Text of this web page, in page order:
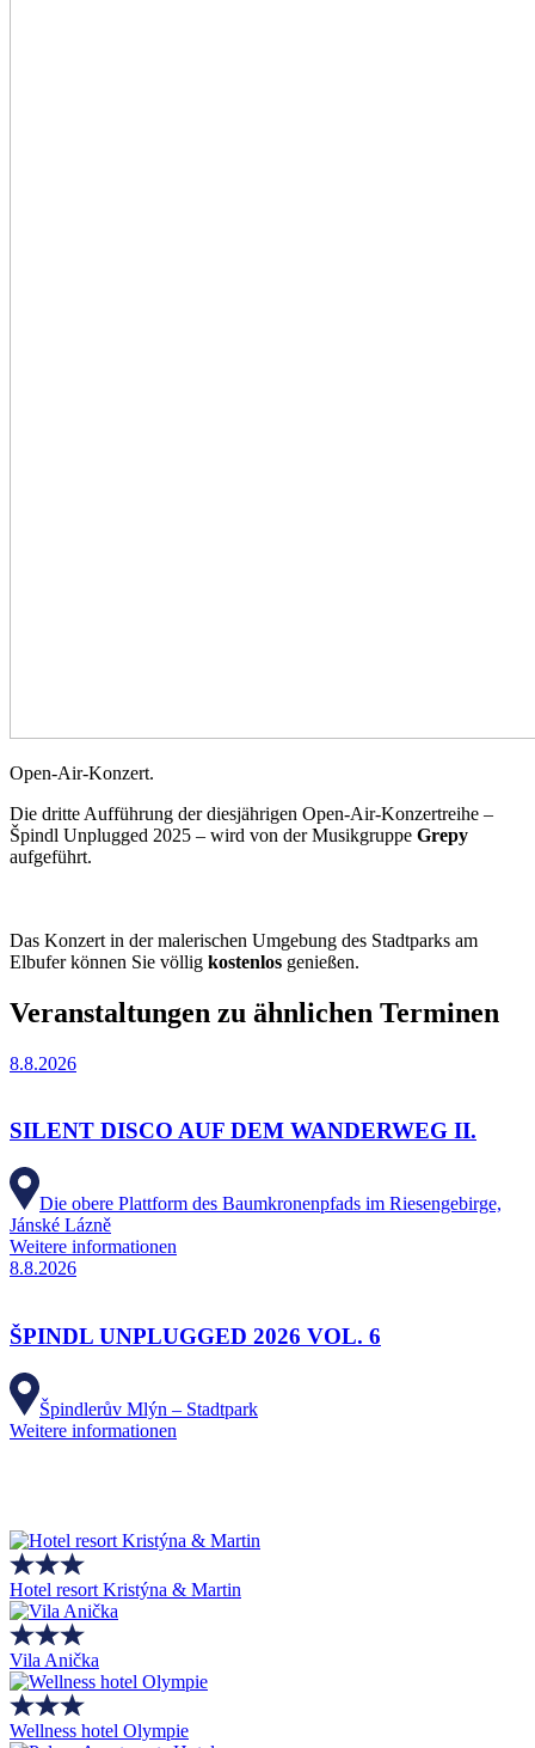
Open-Air-Konzert.
Die dritte Aufführung der diesjährigen Open-Air-Konzertreihe –
Špindl Unplugged 2025 – wird von der Musikgruppe Grepy
aufgeführt.
Das Konzert in der malerischen Umgebung des Stadtparks am
Elbufer können Sie völlig kostenlos genießen.
Veranstaltungen zu ähnlichen Terminen
8.8.2026
SILENT DISCO AUF DEM WANDERWEG II.
Die obere Plattform des Baumkronenpfads im Riesengebirge,
Jánské Lázně
Weitere informationen
8.8.2026
ŠPINDL UNPLUGGED 2026 VOL. 6
Špindlerův Mlýn – Stadtpark
Weitere informationen
Hotel resort Kristýna & Martin
Vila Anička
Wellness hotel Olympie